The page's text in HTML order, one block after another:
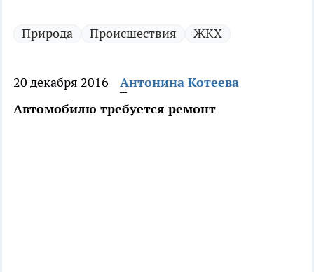
Природа Происшествия ЖКХ
20 декабря 2016
Антонина Котеева
Автомобилю требуется ремонт